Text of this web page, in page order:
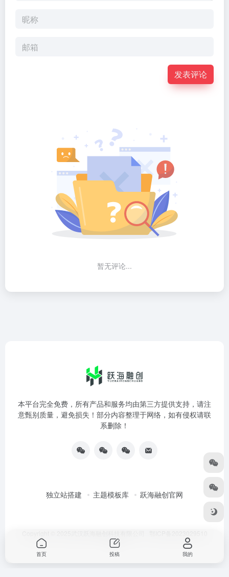
发表评论
暂无评论...
本平台完全免费，所有产品和服务均由第三方提供支持，请注
意甄别质量，避免损失！部分内容整理于网络，如有侵权请联
系删除！
独立站搭建 主题模板库 跃海融创官网
号-3
首页 投稿 我的